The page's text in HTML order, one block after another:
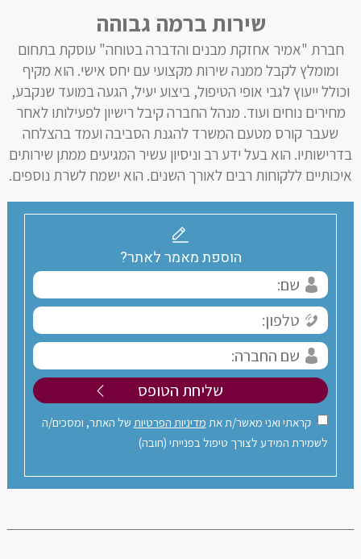
שירות ברמה גבוהה
חברת "אמיר אחזקת מבנים והדברה בטוחה" עוסקת בתחום
ומומלץ לקבל ממנה שירות מקצועי עם יחס אישי. הוא מקיף
וכולל ייעוץ לגבי אופי הטיפול, ביצוע יעיל, הגעה במועד שנקבע,
מחירים נוחים ועוד. מנהל החברה קיבל רישיון לפעילותו לאחר
שעבר קורס מטעם המשרד להגנת הסביבה ועמד בהצלחה
בדרישותיו. הוא בעל ידע רב וניסיון עשיר המגיעים ממתן שירותים
איכותיים ללקוחות רבים לאורך השנים. הוא ישמח לשרת נוספים.
הוספת מאמר לאתר?
קראתי ואני מאשר/ת את מדיניות הפרטיות של האתר, ומסכים/ה
לשמירת המידע לצורך טיפול בפנייתי (חובה)